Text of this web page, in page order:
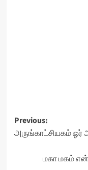
Post
navigation
Previous:
அருங்காட்சியகம் ஓர்
மகா மகம்